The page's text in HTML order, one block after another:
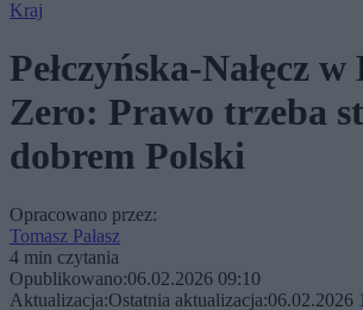
Kraj
Pełczyńska-Nałęcz
Zero: Prawo trzeba
dobrem Polski
Opracowano przez:
Tomasz Pałasz
4 min czytania
Opublikowano:06.02.2026 09:10
Aktualizacja:Ostatnia aktualizacja:06.02.2026